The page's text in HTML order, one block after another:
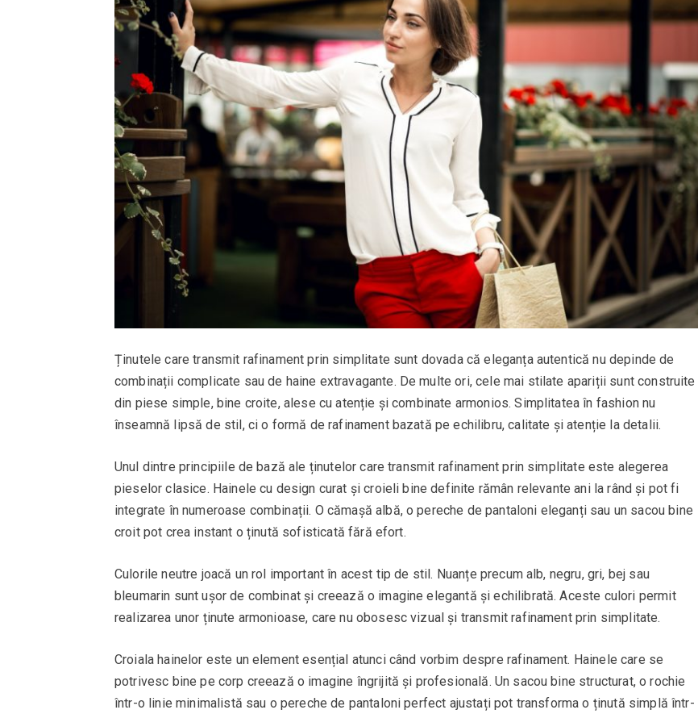
Ținutele care transmit rafinament prin simplitate sunt dovada că eleganța autentică nu depinde de
combinații complicate sau de haine extravagante. De multe ori, cele mai stilate apariții sunt construite
din piese simple, bine croite, alese cu atenție și combinate armonios. Simplitatea în fashion nu
înseamnă lipsă de stil, ci o formă de rafinament bazată pe echilibru, calitate și atenție la detalii.
Unul dintre principiile de bază ale ținutelor care transmit rafinament prin simplitate este alegerea
pieselor clasice. Hainele cu design curat și croieli bine definite rămân relevante ani la rând și pot fi
integrate în numeroase combinații. O cămașă albă, o pereche de pantaloni eleganți sau un sacou bine
croit pot crea instant o ținută sofisticată fără efort.
Culorile neutre joacă un rol important în acest tip de stil. Nuanțe precum alb, negru, gri, bej sau
bleumarin sunt ușor de combinat și creează o imagine elegantă și echilibrată. Aceste culori permit
realizarea unor ținute armonioase, care nu obosesc vizual și transmit rafinament prin simplitate.
Croiala hainelor este un element esențial atunci când vorbim despre rafinament. Hainele care se
potrivesc bine pe corp creează o imagine îngrijită și profesională. Un sacou bine structurat, o rochie
într-o linie minimalistă sau o pereche de pantaloni perfect ajustați pot transforma o ținută simplă într-